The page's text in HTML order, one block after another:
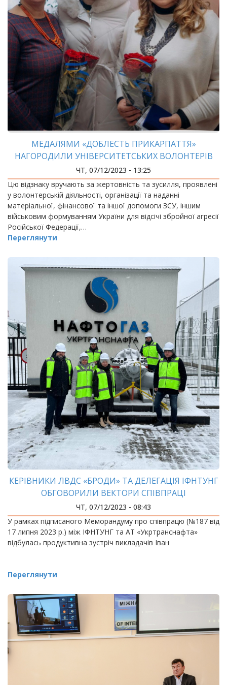
МЕДАЛЯМИ «ДОБЛЕСТЬ ПРИКАРПАТТЯ»
НАГОРОДИЛИ УНІВЕРСИТЕТСЬКИХ ВОЛОНТЕРІВ
ЧТ, 07/12/2023 - 13:25
Цю відзнаку вручають за жертовність та зусилля, проявлені
у волонтерській діяльності, організації та наданні
матеріальної, фінансової та іншої допомоги ЗСУ, іншим
військовим формуванням України для відсічі збройної агресії
Російської Федерації,…
Переглянути
КЕРІВНИКИ ЛВДС «БРОДИ» ТА ДЕЛЕГАЦІЯ ІФНТУНГ
ОБГОВОРИЛИ ВЕКТОРИ СПІВПРАЦІ
ЧТ, 07/12/2023 - 08:43
У рамках підписаного Меморандуму про співпрацю (№187 від
17 липня 2023 р.) між ІФНТУНГ та АТ «Укртранснафта»
відбулась продуктивна зустріч викладачів Іван
Переглянути